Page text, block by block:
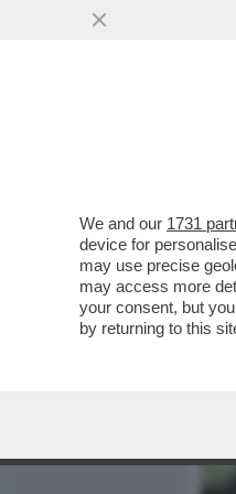
We and our 1731
device for
may use precise
may access more
your consent, but
by returning to this